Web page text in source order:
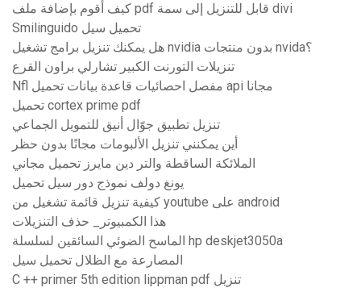
كيف أقوم بإضافة ملف pdf قابل للتنزيل إلى سمة divi
Smilinguido تحميل سيل
هل يمكنك تنزيل برامج تشغيل nvidia بدون منتجات nvida؟
تنزيلات التورنت الكبير تشارلي براون القرع
Nfl مفصل احصائيات قاعدة بيانات تحميل api مجانا
تحميل cortex prime pdf
تنزيل تطبيق جوّال أنيق للتمويل الجماعي
أين يمكنني تنزيل الألبومات مجانًا بدون حظر
الملائكة الساقطة والتر دين مايرز تحميل مجاني
يونغ دولف نموذج دور سيل تحميل
كيفية تنزيل قائمة تشغيل من youtube على android
هذا الكمبيوتر_ حذف التنزيلات
الماسح الضوئي السائقين لسلسلة hp deskjet3050a
المصارعة مع الظلال تحميل سيل
C ++ primer 5th edition lippman pdf تنزيل